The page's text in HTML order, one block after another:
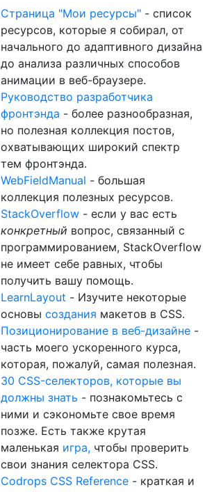
Страница "Мои ресурсы" - список
ресурсов, которые я собирал, от
начального до адаптивного дизайна
до анализа различных способов
анимации в веб-браузере.
Руководство разработчика
фронтэнда - более разнообразная,
но полезная коллекция постов,
охватывающих широкий спектр
тем фронтэнда.
WebFieldManual - большая
коллекция полезных ресурсов.
StackOverflow - если у вас есть
конкретный вопрос, связанный с
программированием, StackOverflow
не имеет себе равных, чтобы
получить вашу помощь.
LearnLayout - Изучите некоторые
основы создания макетов в CSS.
Позиционирование в веб-дизайне -
часть моего ускоренного курса,
которая, пожалуй, самая полезная.
30 CSS-селекторов, которые вы
должны знать - познакомьтесь с
ними и сэкономьте свое время
позже. Есть также крутая
маленькая игра, чтобы проверить
свои знания селектора CSS.
Codrops CSS Reference - краткая и